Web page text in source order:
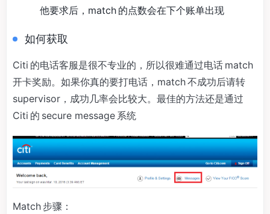
他要求后，match 的点数会在下个账单出现
如何获取
Citi 的电话客服是很不专业的，所以很难通过电话 match
开卡奖励。如果你真的要打电话，match 不成功后请转
supervisor，成功几率会比较大。最佳的方法还是通过
Citi 的 secure message 系统
Match 步骤：